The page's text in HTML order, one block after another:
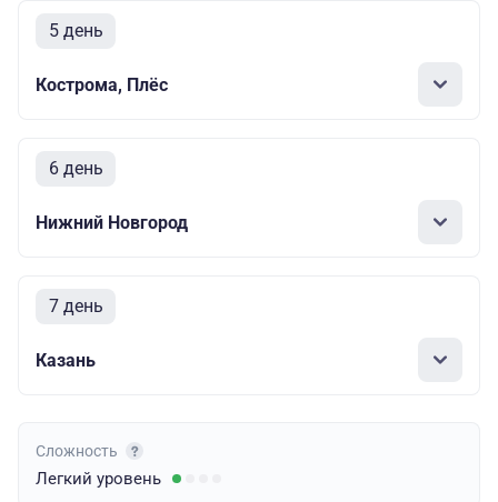
5 день
Кострома, Плёс
6 день
Нижний Новгород
7 день
Казань
Сложность
Легкий уровень